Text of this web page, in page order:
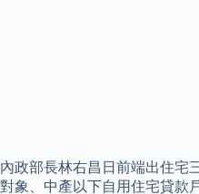
內政部長林右昌日前端出住宅
對象、中產以下自用住宅貸款